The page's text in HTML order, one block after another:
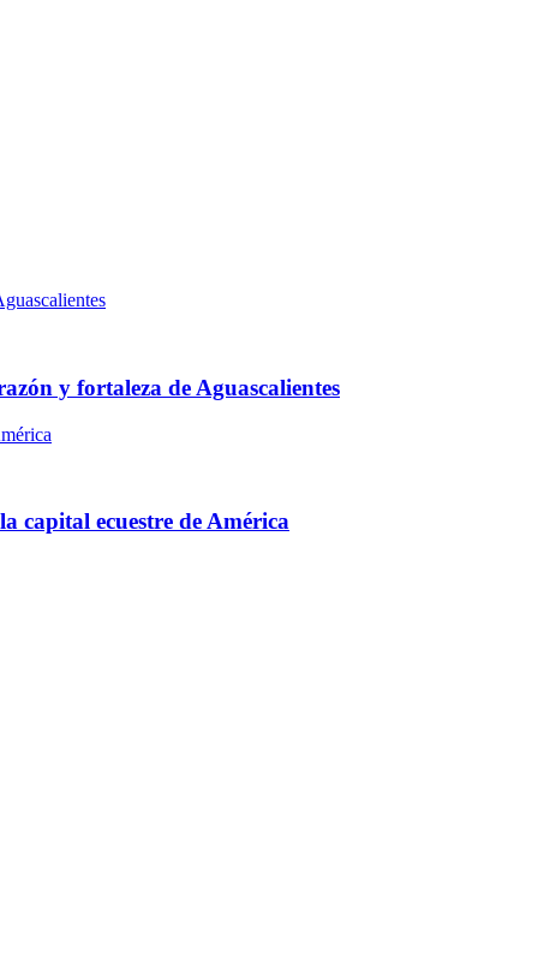
y fortaleza de Aguascalientes
capital ecuestre de América